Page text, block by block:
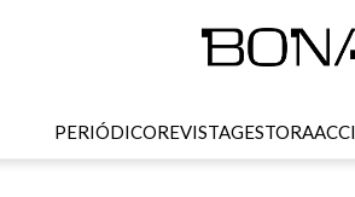
PERIÓDICOREVISTAGESTORA